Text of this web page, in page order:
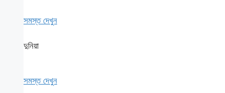
সমস্ত দেখুন
দুনিয়া
সমস্ত দেখুন